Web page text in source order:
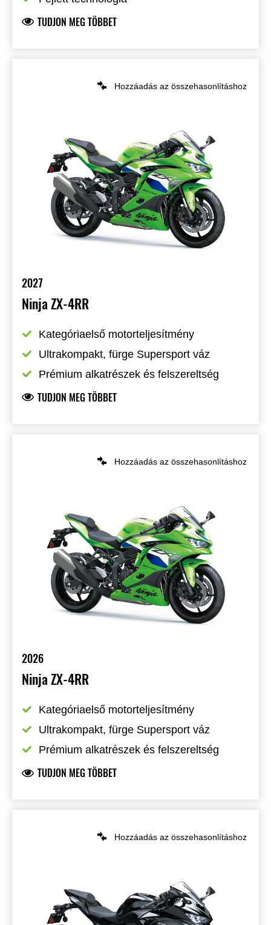
TUDJON MEG TÖBBET
Hozzáadás az összehasonlításhoz
2027
Ninja ZX-4RR
Kategóriaelső motorteljesítmény
Ultrakompakt, fürge Supersport váz
Prémium alkatrészek és felszereltség
TUDJON MEG TÖBBET
Hozzáadás az összehasonlításhoz
2026
Ninja ZX-4RR
Kategóriaelső motorteljesítmény
Ultrakompakt, fürge Supersport váz
Prémium alkatrészek és felszereltség
TUDJON MEG TÖBBET
Hozzáadás az összehasonlításhoz